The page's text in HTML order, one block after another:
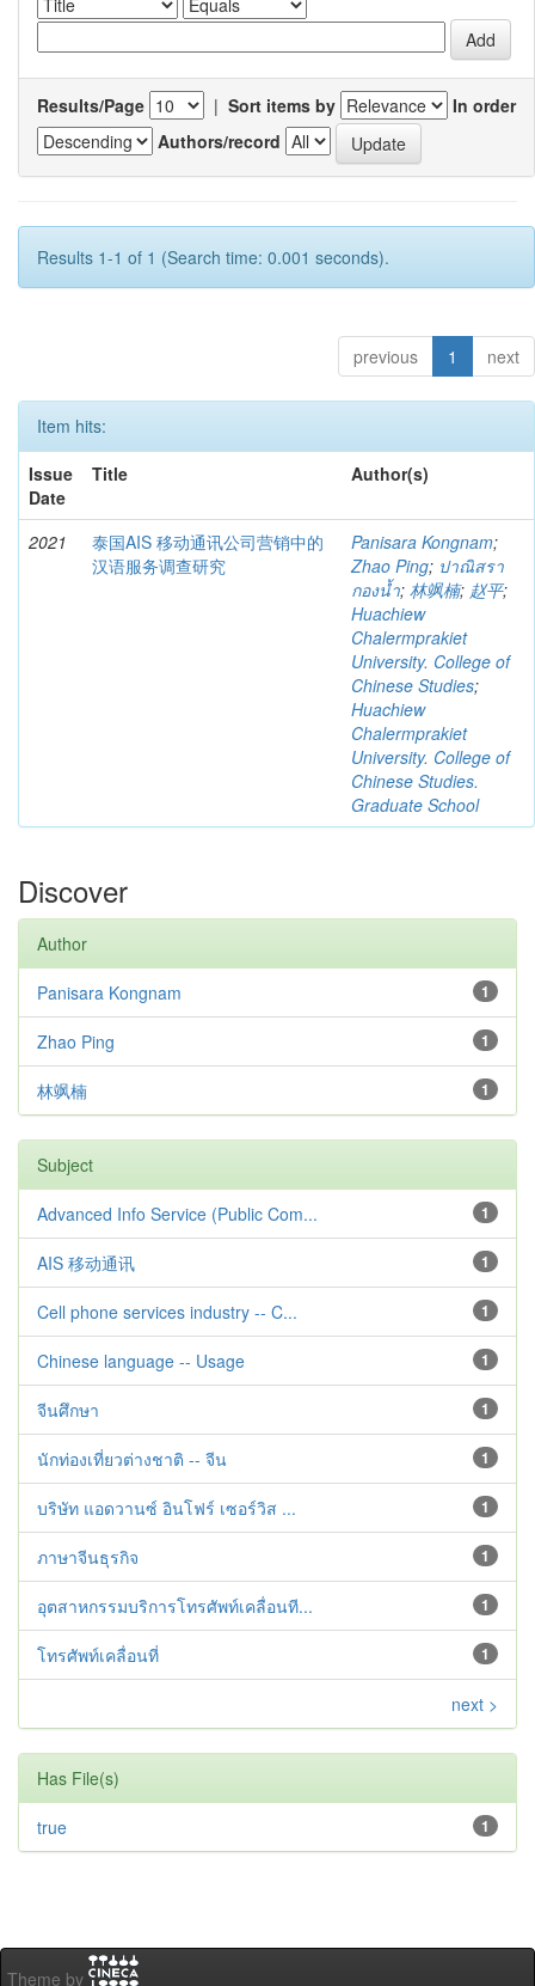
Results/Page | Sort items by
In order
Authors/record
Results 1-1 of 1 (Search time: 0.001 seconds).
previous 1 next
Item hits:
Issue
Date
Title Author(s)
2021
泰国AIS 移动通讯公司营销中的
汉语服务调查研究
Panisara Kongnam;
Zhao Ping; ปาณิสรา
กองน้ำ; 林飒楠; 赵平;
Huachiew
Chalermprakiet
University. College of
Chinese Studies;
Huachiew
Chalermprakiet
University. College of
Chinese Studies.
Graduate School
Discover
Author
1
Panisara Kongnam
1
Zhao Ping
1
林飒楠
Subject
1
Advanced Info Service (Public Com...
1
AIS 移动通讯
1
Cell phone services industry -- C...
1
Chinese language -- Usage
1
จีนศึกษา
1
นักท่องเที่ยวต่างชาติ -- จีน
1
บริษัท แอดวานซ์ อินโฟร์ เซอร์วิส ...
1
ภาษาจีนธุรกิจ
1
อุตสาหกรรมบริการโทรศัพท์เคลื่อนที...
1
โทรศัพท์เคลื่อนที่
next >
Has File(s)
1
true
Theme by